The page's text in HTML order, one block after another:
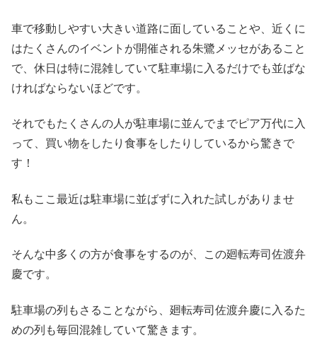
車で移動しやすい大きい道路に面していることや、近くに
はたくさんのイベントが開催される朱鷺メッセがあること
で、休日は特に混雑していて駐車場に入るだけでも並ばな
ければならないほどです。
それでもたくさんの人が駐車場に並んでまでピア万代に入
って、買い物をしたり食事をしたりしているから驚きで
す！
私もここ最近は駐車場に並ばずに入れた試しがありませ
ん。
そんな中多くの方が食事をするのが、この廻転寿司佐渡弁
慶です。
駐車場の列もさることながら、廻転寿司佐渡弁慶に入るた
めの列も毎回混雑していて驚きます。